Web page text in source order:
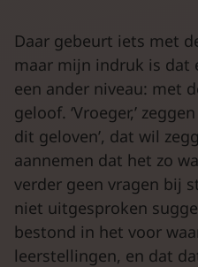
Daar gebeurt iets met
maar mijn indruk is dat
een ander niveau: met
geloof. ‘Vroeger,’
dit geloven’, dat wil
aannemen dat het zo
verder geen vragen bij
niet uitgesproken
bestond in het voor
leerstellingen, en dat